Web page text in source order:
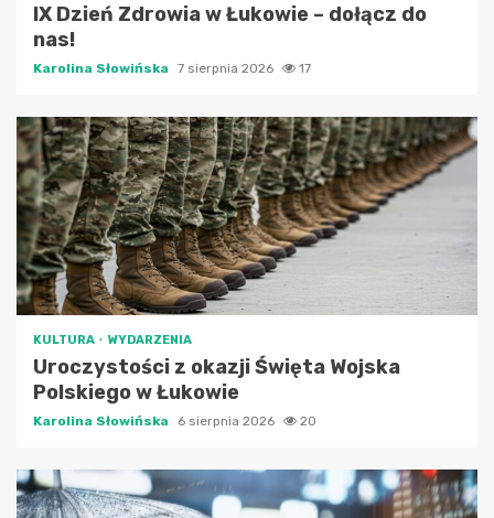
IX Dzień Zdrowia w Łukowie – dołącz do
nas!
Karolina Słowińska 7 sierpnia 2026 17
KULTURA WYDARZENIA
Uroczystości z okazji Święta Wojska
Polskiego w Łukowie
Karolina Słowińska 6 sierpnia 2026 20